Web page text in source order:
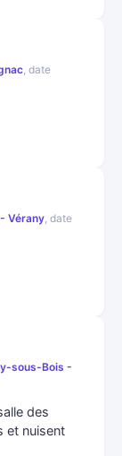
, date
Vérany, date
sous-Bois -
des
et nuisent